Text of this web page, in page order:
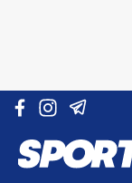
Vai al contenuto